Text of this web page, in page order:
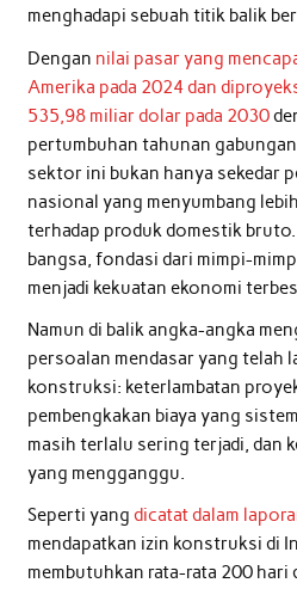
menghadapi sebuah titik balik
Dengan nilai pasar yang
Amerika pada 2024 dan
535,98 miliar dolar pada 2030
pertumbuhan tahunan
sektor ini bukan hanya sekedar
nasional yang menyumbang
terhadap produk domestik bruto.
bangsa, fondasi dari mimpi-
menjadi kekuatan ekonomi
Namun di balik angka-angka
persoalan mendasar yang telah
konstruksi: keterlambatan
pembengkakan biaya yang
masih terlalu sering terjadi, dan
yang mengganggu.
Seperti yang dicatat dalam
mendapatkan izin konstruksi di
membutuhkan rata-rata 200 hari